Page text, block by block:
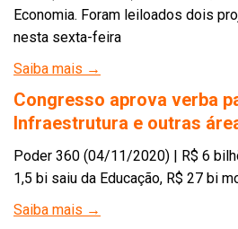
Economia. Foram leiloados dois
nesta sexta-feira
Saiba mais →
Congresso aprova verba
Infraestrutura e outras
Poder 360 (04/11/2020) | R$ 6
1,5 bi saiu da Educação, R$ 27 bi
Saiba mais →